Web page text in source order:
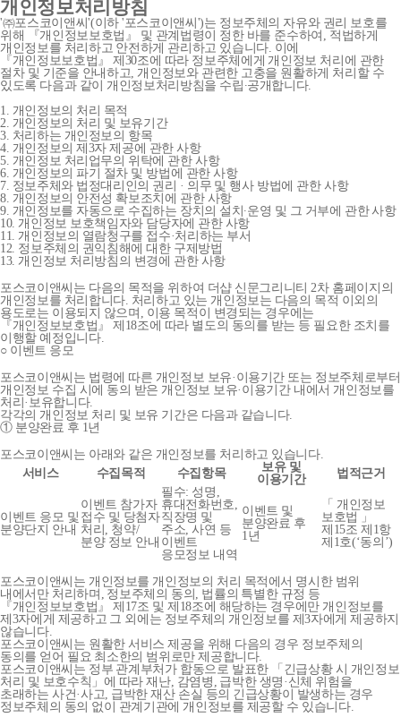
개인정보처리방침
'㈜포스코이앤씨'(이하 '포스코이앤씨')는 정보주체의 자유와 권리 보호를
위해 『개인정보보호법』 및 관계법령이 정한 바를 준수하여, 적법하게
개인정보를 처리하고 안전하게 관리하고 있습니다. 이에
『개인정보보호법』 제30조에 따라 정보주체에게 개인정보 처리에 관한
절차 및 기준을 안내하고, 개인정보와 관련한 고충을 원활하게 처리할 수
있도록 다음과 같이 개인정보처리방침을 수립∙공개합니다.
1. 개인정보의 처리 목적
2. 개인정보의 처리 및 보유기간
3. 처리하는 개인정보의 항목
4. 개인정보의 제3자 제공에 관한 사항
5. 개인정보 처리업무의 위탁에 관한 사항
6. 개인정보의 파기 절차 및 방법에 관한 사항
7. 정보주체와 법정대리인의 권리 · 의무 및 행사 방법에 관한 사항
8. 개인정보의 안전성 확보조치에 관한 사항
9. 개인정보를 자동으로 수집하는 장치의 설치∙운영 및 그 거부에 관한 사항
10. 개인정보 보호책임자와 담당자에 관한 사항
11. 개인정보의 열람청구를 접수·처리하는 부서
12. 정보주체의 권익침해에 대한 구제방법
13. 개인정보 처리방침의 변경에 관한 사항
포스코이앤씨는 다음의 목적을 위하여 더샵 신문그리니티 2차 홈페이지의
개인정보를 처리합니다. 처리하고 있는 개인정보는 다음의 목적 이외의
용도로는 이용되지 않으며, 이용 목적이 변경되는 경우에는
『개인정보보호법』 제18조에 따라 별도의 동의를 받는 등 필요한 조치를
이행할 예정입니다.
○ 이벤트 응모
포스코이앤씨는 법령에 따른 개인정보 보유·이용기간 또는 정보주체로부터
개인정보 수집 시에 동의 받은 개인정보 보유·이용기간 내에서 개인정보를
처리·보유합니다.
각각의 개인정보 처리 및 보유 기간은 다음과 같습니다.
① 분양완료 후 1년
포스코이앤씨는 아래와 같은 개인정보를 처리하고 있습니다.
서비스
수집목적 수집항목
보유 및
이용기간
법적근거
이벤트 응모 및
분양단지 안내
이벤트 참가자
접수 및 당첨자
처리, 청약/
분양 정보 안내
필수: 성명,
휴대전화번호,
직장명 및
주소, 사연 등
이벤트
응모정보 내역
이벤트 및
분양완료 후
1년
「 개인정보
보호법 」
제15조 제1항
제1호(‘동의’)
포스코이앤씨는 개인정보를 개인정보의 처리 목적에서 명시한 범위
내에서만 처리하며, 정보주체의 동의, 법률의 특별한 규정 등
『개인정보보호법』 제17조 및 제18조에 해당하는 경우에만 개인정보를
제3자에게 제공하고 그 외에는 정보주체의 개인정보를 제3자에게 제공하지
않습니다.
포스코이앤씨는 원활한 서비스 제공을 위해 다음의 경우 정보주체의
동의를 얻어 필요 최소한의 범위로만 제공합니다.
포스코이앤씨는 정부 관계부처가 합동으로 발표한 「긴급상황 시 개인정보
처리 및 보호수칙」에 따라 재난, 감염병, 급박한 생명·신체 위험을
초래하는 사건·사고, 급박한 재산 손실 등의 긴급상황이 발생하는 경우
정보주체의 동의 없이 관계기관에 개인정보를 제공할 수 있습니다.